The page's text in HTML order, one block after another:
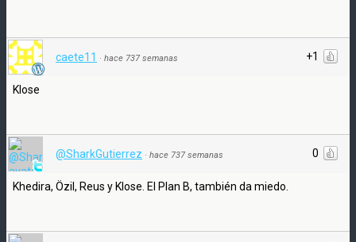
+1
caete11 · hace 737 semanas
Klose
0
@SharkGutierrez · hace 737 semanas
Khedira, Özil, Reus y Klose. El Plan B, también da miedo.